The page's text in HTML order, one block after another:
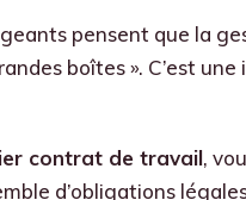
pensent que la
boîtes ». C’est
contrat de travail,
d’obligations